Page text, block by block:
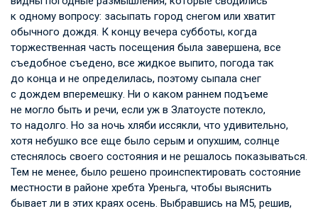
к одному вопросу: засыпать город снегом или хватит
обычного дождя. К концу вечера субботы, когда
торжественная часть посещения была завершена, все
съедобное съедено, все жидкое выпито, погода так
до конца и не определилась, поэтому сыпала снег
с дождем вперемешку. Ни о каком раннем подъеме
не могло быть и речи, если уж в Златоусте потекло,
то надолго. Но за ночь хляби иссякли, что удивительно,
хотя небушко все еще было серым и опухшим, солнце
стеснялось своего состояния и не решалось показываться.
Тем не менее, было решено проинспектировать состояние
местности в районе хребта Уреньга, чтобы выяснить
бывает ли в этих краях осень. Выбравшись на М5, решив,